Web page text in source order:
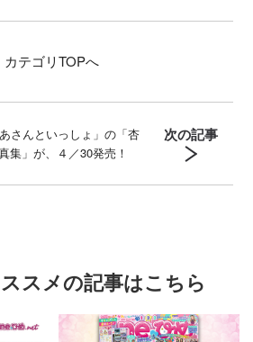
カテゴリTOPへ
さんといっしょ」の「杏
」が、４／30発売！
次の記事
スメの記事はこちら